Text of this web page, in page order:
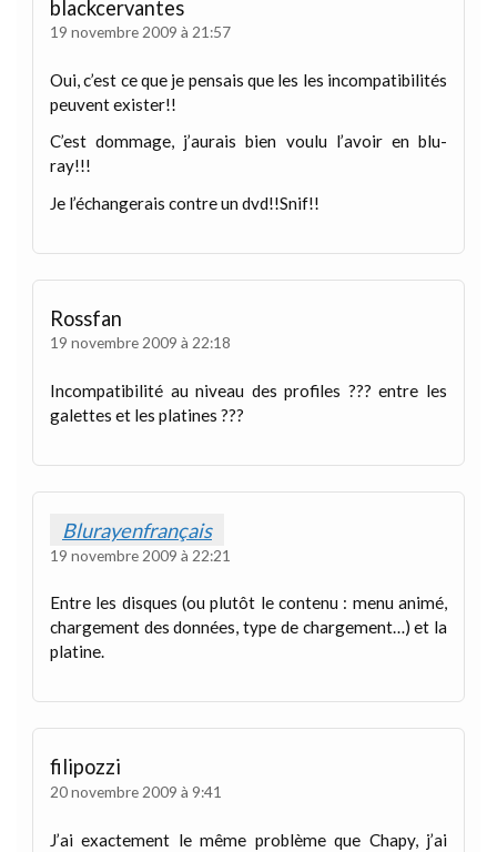
blackcervantes
19 novembre 2009 à 21:57
Oui, c’est ce que je pensais que les les incompatibilités
peuvent exister!!
C’est dommage, j’aurais bien voulu l’avoir en blu-
ray!!!
Je l’échangerais contre un dvd!!Snif!!
Rossfan
19 novembre 2009 à 22:18
Incompatibilité au niveau des profiles ??? entre les
galettes et les platines ???
Blurayenfrançais
19 novembre 2009 à 22:21
Entre les disques (ou plutôt le contenu : menu animé,
chargement des données, type de chargement…) et la
platine.
filipozzi
20 novembre 2009 à 9:41
J’ai exactement le même problème que Chapy, j’ai